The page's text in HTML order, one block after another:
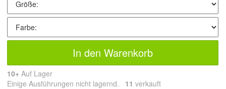
In den Warenkorb
10+ Auf Lager
Einige Ausführungen nicht lagernd. 11 verkauft